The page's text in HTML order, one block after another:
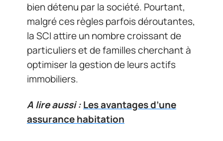
bien détenu par la société. Pourtant,
malgré ces règles parfois déroutantes,
la SCI attire un nombre croissant de
particuliers et de familles cherchant à
optimiser la gestion de leurs actifs
immobiliers.
A lire aussi :Les avantages d’une
assurance habitation